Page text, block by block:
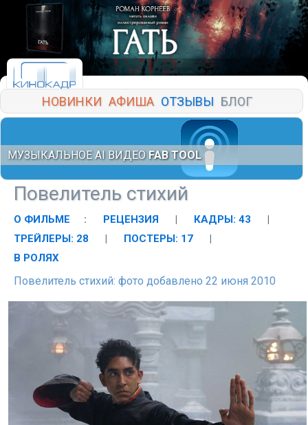
НОВИНКИ АФИША ОТЗЫВЫ БЛОГ
МУЗЫКАЛЬНОЕ AI ВИДЕО FAB TOOL
Повелитель стихий
О ФИЛЬМЕ : РЕЦЕНЗИЯ | КАДРЫ: 43
|
ТРЕЙЛЕРЫ: 28
| ПОСТЕРЫ: 17
|
В РОЛЯХ
Повелитель стихий: фото добавлено 22 июня 2010